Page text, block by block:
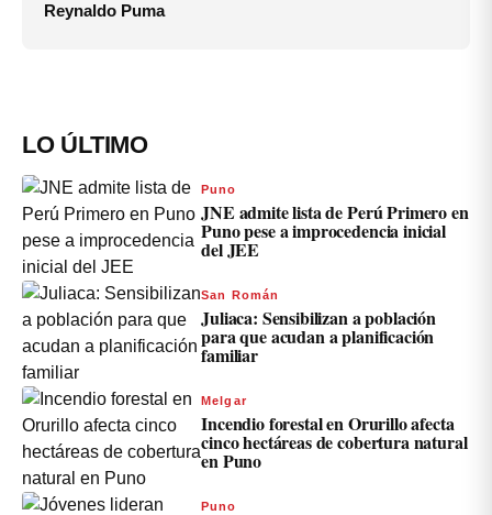
Reynaldo Puma
LO ÚLTIMO
Puno
JNE admite lista de Perú Primero en
Puno pese a improcedencia inicial
del JEE
San Román
Juliaca: Sensibilizan a población
para que acudan a planificación
familiar
Melgar
Incendio forestal en Orurillo afecta
cinco hectáreas de cobertura natural
en Puno
Puno